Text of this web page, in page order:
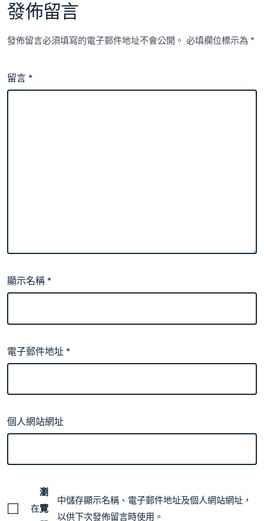
發佈留言
發佈留言必須填寫的電子郵件地址不會公開。 必填欄位標示為*
留言*
顯示名稱*
電子郵件地址*
個人網站網址
在
瀏
覽
中儲存顯示名稱、電子郵件地址及個人網站網址，
以供下次發佈留言時使用。